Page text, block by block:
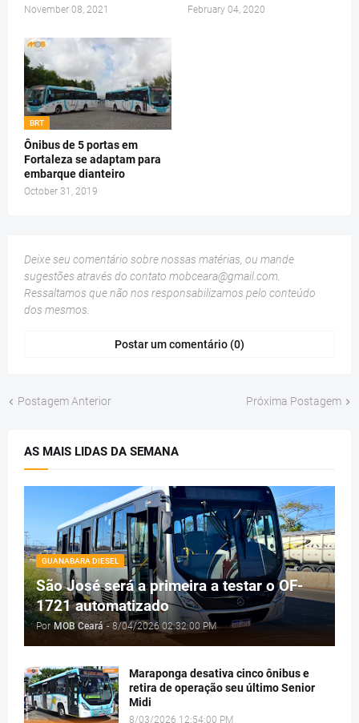
November 08, 2021 February 04, 2020
BRT
Ônibus de 5 portas em
Fortaleza se adaptam para
embarque dianteiro
October 31, 2019
Deixe seu comentário sobre nossas matérias, ou mande
sugestões através do contato mobceara@gmail.com.
Ressaltamos que não nos responsabilizamos pelo conteúdo
dos mesmos.
Postar um comentário (0)
Postagem Anterior Próxima Postagem
AS MAIS LIDAS DA SEMANA
GUANABARA DIESEL
São José será a primeira a testar o OF-
1721 automatizado
Por MOB Ceará - 8/04/2026 02:32:00 PM
Maraponga desativa cinco ônibus e
retira de operação seu último Senior
Midi
8/03/2026 12:54:00 PM